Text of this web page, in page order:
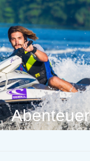
Abenteuer